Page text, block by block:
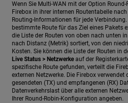
Wenn Sie Multi-WAN mit der Option
Firebox in ihrer internen Routentabelle
Routing-Informationen für jede
bestimmte Route für das Ziel eines Pakets
die Liste der Routen von oben nach unten
nach Distanz (Metrik) sortiert, von den
Kosten. Sie können die Liste der Routen in
Live Status > Netzwerke auf der
spezifische Route gefunden, verteilt die
externen Netzwerke. Die Firebox verwendet
gesendeten (TX) und empfangenen (RX)
Datenverkehrslast über alle externen
Ihrer Round-Robin-Konfiguration angeben.